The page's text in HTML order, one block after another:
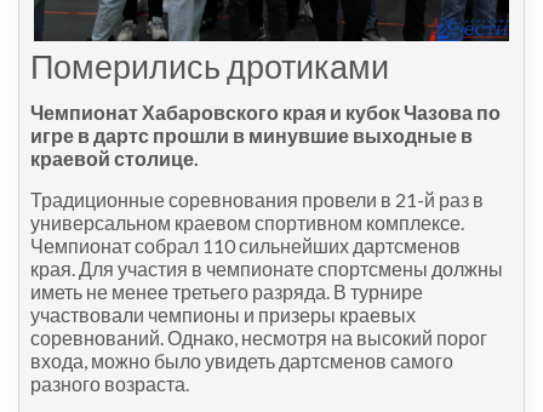
Померились дротиками
Чемпионат Хабаровского края и кубок Чазова по
игре в дартс прошли в минувшие выходные в
краевой столице.
Традиционные соревнования провели в 21-й раз в
универсальном краевом спортивном комплексе.
Чемпионат собрал 110 сильнейших дартсменов
края. ­Для участия в чемпионате спортсмены должны
иметь не менее третьего разряда. В турнире
участвовали чемпионы и призеры краевых
соревнований. Однако, несмотря на высокий порог
входа, можно было увидеть дартсменов самого
разного возраста.